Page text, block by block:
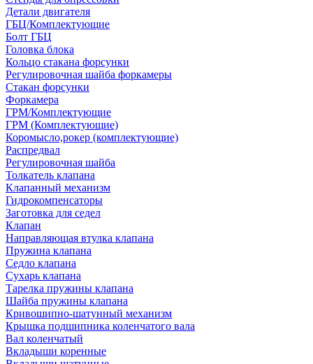
Детали двигателя
ГБЦ/Комплектующие
Болт ГБЦ
Головка блока
Кольцо стакана форсунки
Регулировочная шайба форкамеры
Стакан форсунки
Форкамера
ГРМ/Комплектующие
ГРМ (Комплектующие)
Коромысло,рокер (комплектующие)
Распредвал
Регулировочная шайба
Толкатель клапана
Клапанный механизм
Гидрокомпенсаторы
Заготовка для седел
Клапан
Направляющая втулка клапана
Пружина клапана
Седло клапана
Сухарь клапана
Тарелка пружины клапана
Шайба пружины клапана
Кривошипно-шатунный механизм
Крышка подшипника коленчатого вала
Вал коленчатый
Вкладыши коренные